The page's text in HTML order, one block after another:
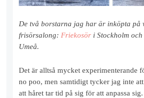
De två borstarna jag har är inköpta på
frisörsalong: Friekosör i Stockholm och
Umeå.
Det är alltså mycket experimenterande
no poo, men samtidigt tycker jag inte
att håret tar tid på sig för att anpassa